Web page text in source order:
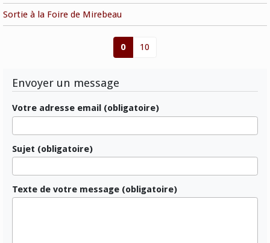
Sortie à la Foire de Mirebeau
0 10
Envoyer un message
Votre adresse email (obligatoire)
Sujet (obligatoire)
Texte de votre message (obligatoire)